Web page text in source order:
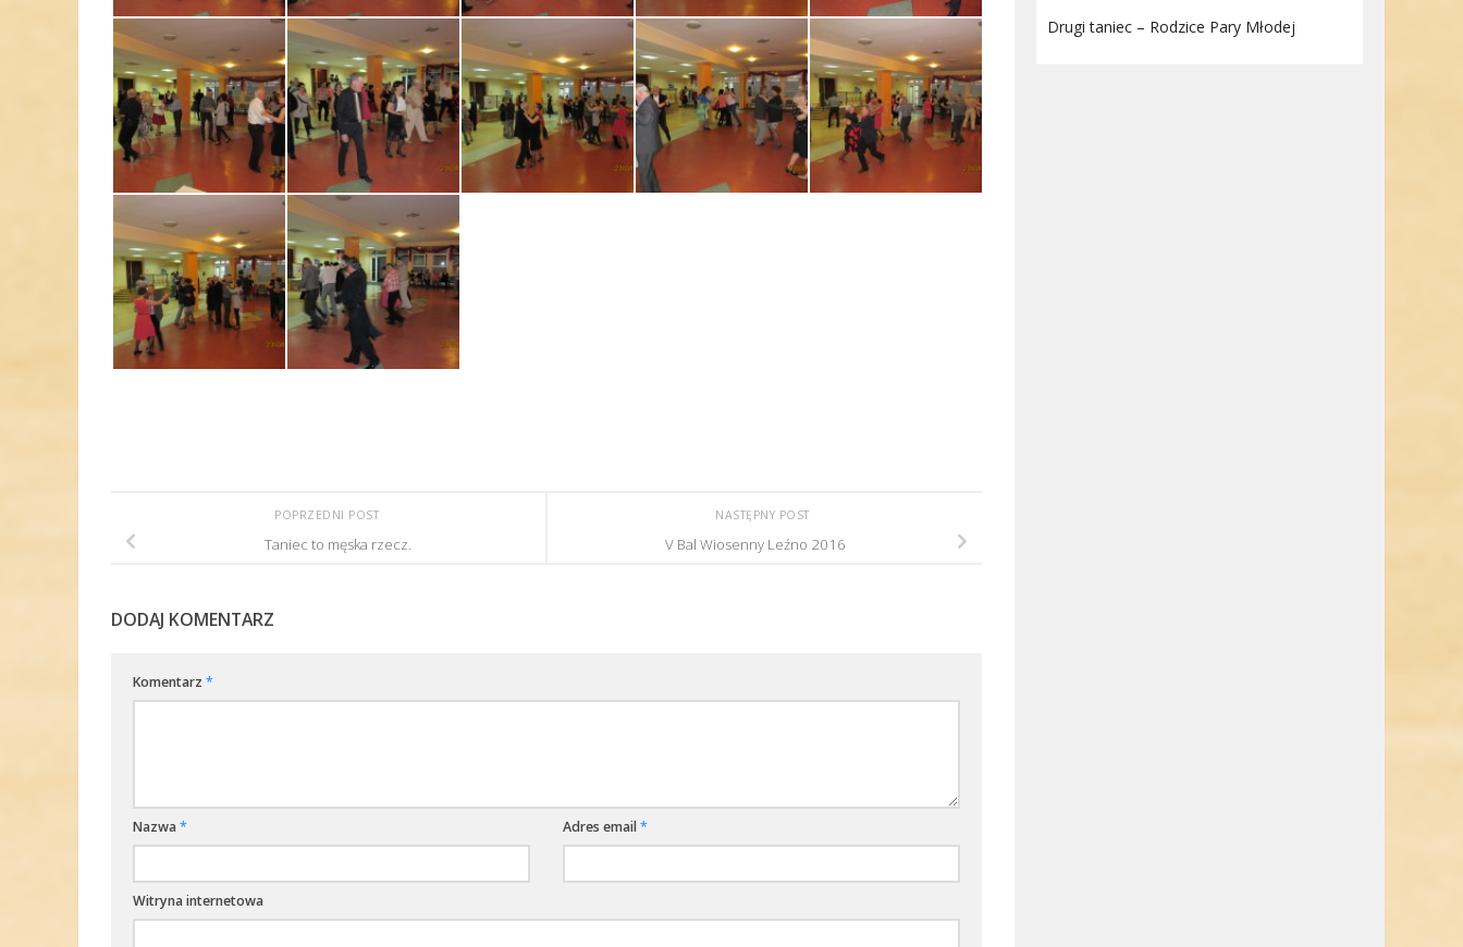
NASTĘPNY POST
V Bal Wiosenny Leźno 2016
POPRZEDNI POST
Taniec to męska rzecz.
DODAJ KOMENTARZ
Komentarz *
Nazwa * Adres email*
Witryna internetowa
Drugi taniec – Rodzice Pary Młodej